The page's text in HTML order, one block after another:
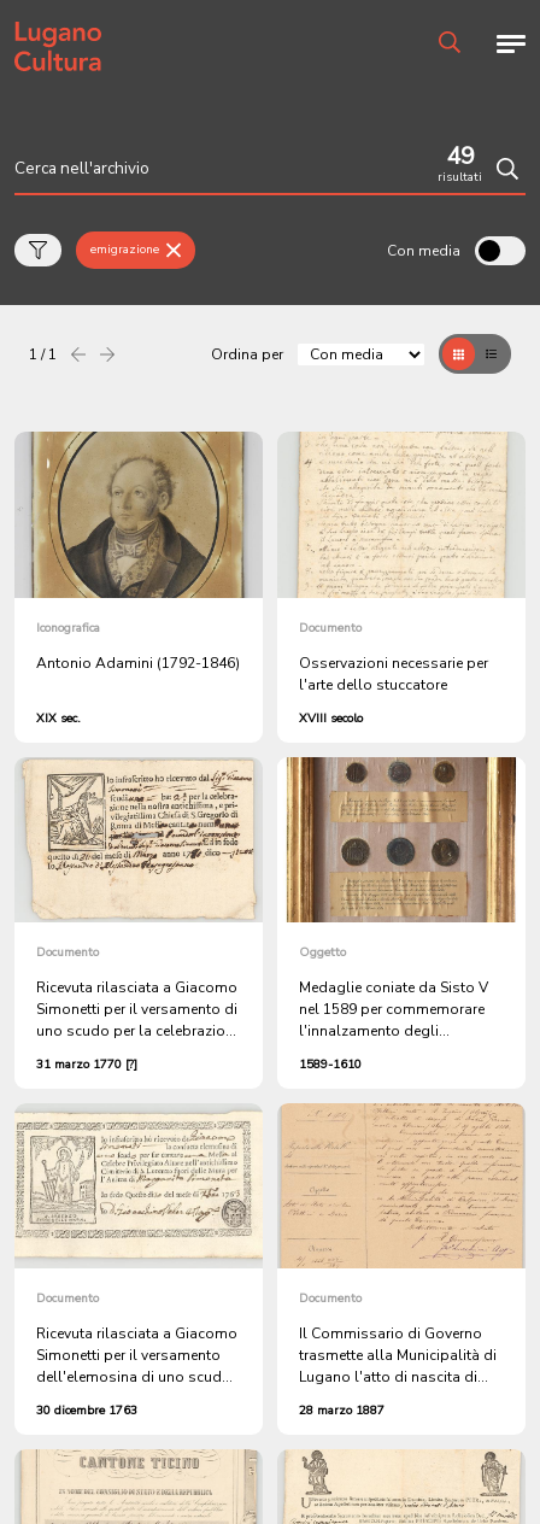
Home page
49
risultati
emigrazione Con media
1 / 1 Precedentesuccessiva Ordina per GrigliaTable
Iconografica
Antonio Adamini (1792-1846)
XIX sec.
Documento
Osservazioni necessarie per
l'arte dello stuccatore
XVIII secolo
Documento
Ricevuta rilasciata a Giacomo
Simonetti per il versamento di
uno scudo per la celebrazione
chiesa di San Gregorio a
31 marzo 1770 [?]
Oggetto
Medaglie coniate da Sisto V
nel 1589 per commemorare
l'innalzamento degli
1610 per la costruzione della
1589-1610
Documento
Ricevuta rilasciata a Giacomo
Simonetti per il versamento
dell'elemosina di uno scudo
cimitero della basilica di San
in suffragio di Margherita
Simonetti
30 dicembre 1763
Documento
Il Commissario di Governo
trasmette alla Municipalità di
Lugano l'atto di nascita di
Eugène in Algeria, e l'atto di
a Tlemcen pure in Algeria
28 marzo 1887